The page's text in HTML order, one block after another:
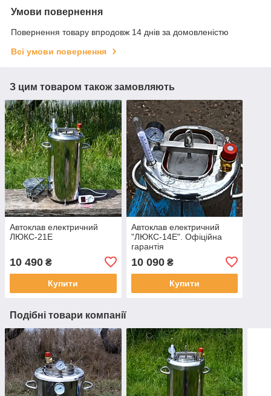
Умови повернення
Повернення товару впродовж 14 днів за домовленістю
Всі умови повернення
З цим товаром також замовляють
Автоклав електричний
ЛЮКС-21Е
10 490 ₴
Купити
Автоклав електричний
"ЛЮКС-14Е". Офіційна
гарантія
10 090₴
Купити
Подібні товари компанії